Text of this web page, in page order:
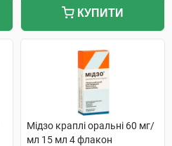
КУПИТИ
Мідзо краплі оральні 60 мг/
мл 15 мл 4 флакон